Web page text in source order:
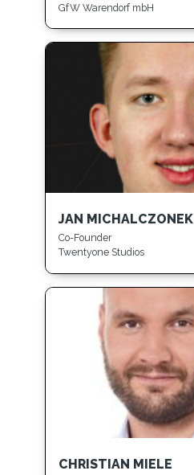
GfW Warendorf mbH
JAN MICHALCZONEK
Co-Founder
Twentyone Studios
CHRISTIAN MIELE